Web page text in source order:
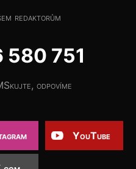
redaktorům
580 751
odpovíme
YouTube